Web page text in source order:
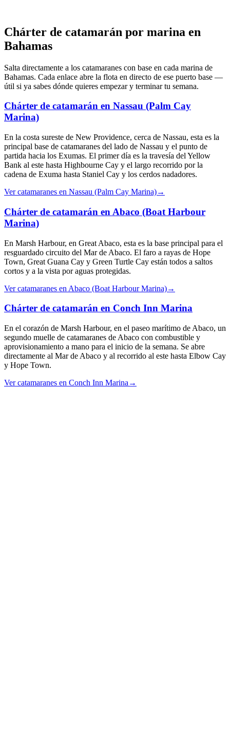
Chárter de catamarán por marina en
Bahamas
Salta directamente a los catamaranes con base en cada marina de
Bahamas. Cada enlace abre la flota en directo de ese puerto base —
útil si ya sabes dónde quieres empezar y terminar tu semana.
Chárter de catamarán en Nassau (Palm Cay
Marina)
En la costa sureste de New Providence, cerca de Nassau, esta es la
principal base de catamaranes del lado de Nassau y el punto de
partida hacia los Exumas. El primer día es la travesía del Yellow
Bank al este hasta Highbourne Cay y el largo recorrido por la
cadena de Exuma hasta Staniel Cay y los cerdos nadadores.
Ver catamaranes en Nassau (Palm Cay Marina)→
Chárter de catamarán en Abaco (Boat Harbour
Marina)
En Marsh Harbour, en Great Abaco, esta es la base principal para el
resguardado circuito del Mar de Abaco. El faro a rayas de Hope
Town, Great Guana Cay y Green Turtle Cay están todos a saltos
cortos y a la vista por aguas protegidas.
Ver catamaranes en Abaco (Boat Harbour Marina)→
Chárter de catamarán en Conch Inn Marina
En el corazón de Marsh Harbour, en el paseo marítimo de Abaco, un
segundo muelle de catamaranes de Abaco con combustible y
aprovisionamiento a mano para el inicio de la semana. Se abre
directamente al Mar de Abaco y al recorrido al este hasta Elbow Cay
y Hope Town.
Ver catamaranes en Conch Inn Marina →